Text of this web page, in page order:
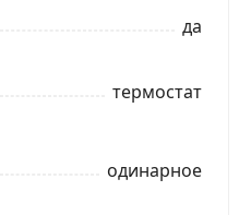
да
термостат
одинарное